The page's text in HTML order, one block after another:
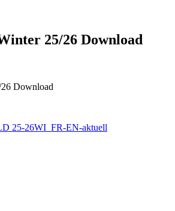
25/26 Download
Download
25-26WI_FR-EN-aktuell